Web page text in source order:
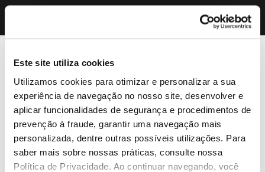
Este site utiliza cookies
Utilizamos cookies para otimizar e personalizar a sua
experiência de navegação no nosso site, desenvolver e
aplicar funcionalidades de segurança e procedimentos de
prevenção à fraude, garantir uma navegação mais
personalizada, dentre outras possíveis utilizações. Para
saber mais sobre nossas práticas, consulte nossa
Política de Privacidade. Ao continuar navegando, você